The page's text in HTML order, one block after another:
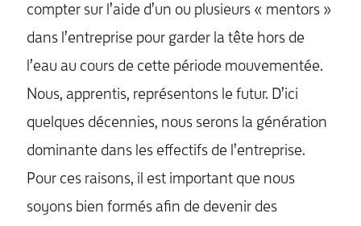
compter sur l’aide d’un ou plusieurs « mentors »
dans l’entreprise pour garder la tête hors de
l’eau au cours de cette période mouvementée.
Nous, apprentis, représentons le futur. D’ici
quelques décennies, nous serons la génération
dominante dans les effectifs de l’entreprise.
Pour ces raisons, il est important que nous
soyons bien formés afin de devenir des